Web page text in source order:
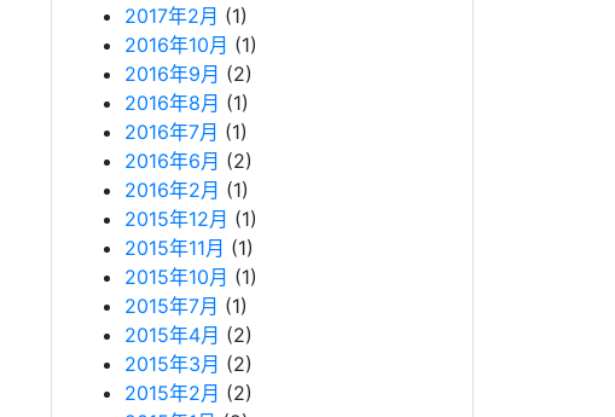
2017年2月 (1)
2016年10月 (1)
2016年9月 (2)
2016年8月 (1)
2016年7月 (1)
2016年6月 (2)
2016年2月 (1)
2015年12月 (1)
2015年11月 (1)
2015年10月 (1)
2015年7月 (1)
2015年4月 (2)
2015年3月 (2)
2015年2月 (2)